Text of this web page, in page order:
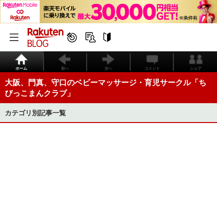
ホーム 前へ 次へ コメント シェア
大阪、門真、守口のベビーマッサージ・育児サークル「ち
びっこまんクラブ」
カテゴリ別記事一覧